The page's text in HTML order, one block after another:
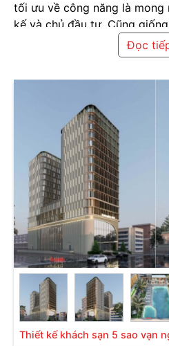
tối ưu về công năng là
kế và chủ đầu tư. Cũng
cùng phong cách, khách sạn
cầu khắt khe về tiêu chuẩn
để vận dụng sáng tạo nhất
Trong những năm qua, với
chủ đầu tư khắp 3 miền đất
hào sở hữu bộ sưu tập thiết
khách sạn mini 2 sao, khách
sao,... được sự đánh giá cao
đồng nghiệp. Mời bạn cùng
ngay với chúng tôi để có
kế tối ưuchi phí nhất.
Đọc
Thiết kế khách sạn 5 sao vạn